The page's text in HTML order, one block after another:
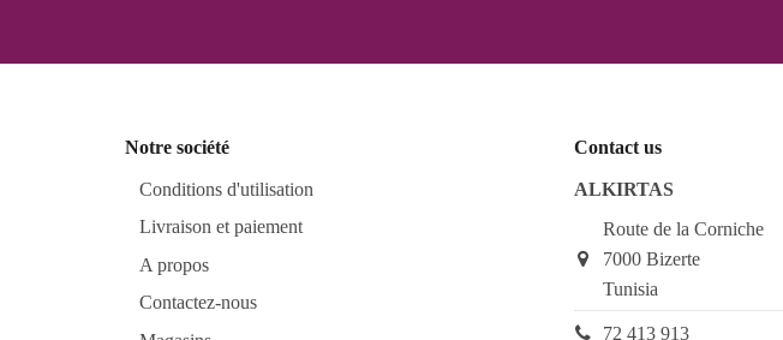
Notre société
Conditions d'utilisation
Livraison et paiement
A propos
Contactez-nous
Contact us
ALKIRTAS
Route de la Corniche
7000 Bizerte
Tunisia
72 413 913